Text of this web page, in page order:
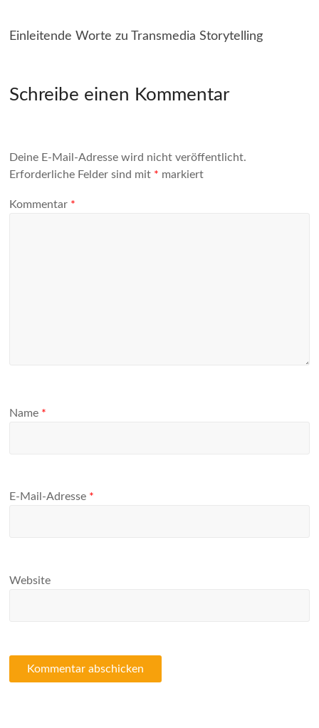
Einleitende Worte zu Transmedia Storytelling
Schreibe einen Kommentar
Deine E-Mail-Adresse wird nicht veröffentlicht.
Erforderliche Felder sind mit * markiert
Kommentar *
Name *
E-Mail-Adresse *
Website